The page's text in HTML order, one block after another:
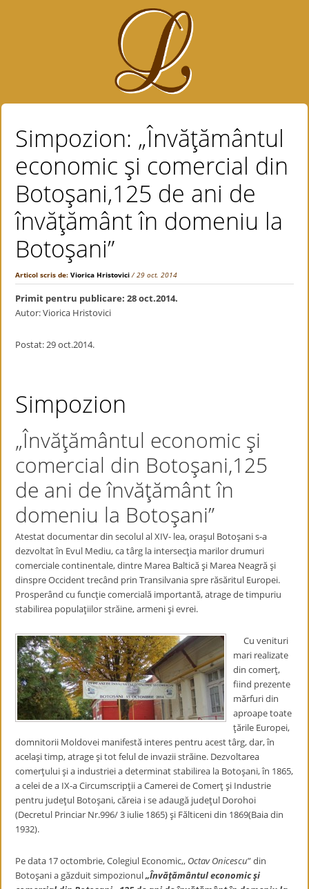
Simpozion: „Învăţământul
economic şi comercial din
Botoşani,125 de ani de
învăţământ în domeniu la
Botoşani”
Articol scris de:Viorica Hristovici / 29 oct. 2014
Primit pentru publicare: 28 oct.2014.
Autor: Viorica Hristovici
Postat: 29 oct.2014.
Simpozion
„Învăţământul economic şi
comercial din Botoşani,125
de ani de învăţământ în
domeniu la Botoşani”
Atestat documentar din secolul al XIV- lea, oraşul Botoşani s-a
dezvoltat în Evul Mediu, ca târg la intersecţia marilor drumuri
comerciale continentale, dintre Marea Baltică şi Marea Neagră şi
dinspre Occident trecând prin Transilvania spre răsăritul Europei.
Prosperând cu funcţie comercială importantă, atrage de timpuriu
stabilirea populaţiilor străine, armeni şi evrei.
Cu venituri
mari realizate
din comerţ,
fiind prezente
mărfuri din
aproape toate
ţările Europei,
domnitorii Moldovei manifestă interes pentru acest târg, dar, în
acelaşi timp, atrage şi tot felul de invazii străine. Dezvoltarea
comerţului şi a industriei a determinat stabilirea la Botoşani, în 1865,
a celei de a IX-a Circumscripţii a Camerei de Comerţ şi Industrie
pentru judeţul Botoşani, căreia i se adaugă judeţul Dorohoi
(Decretul Princiar Nr.996/ 3 iulie 1865) şi Fălticeni din 1869(Baia din
1932).
Pe data 17 octombrie, Colegiul Economic,, Octav Onicescu” din
Botoşani a găzduit simpozionul„Învăţământul economic şi